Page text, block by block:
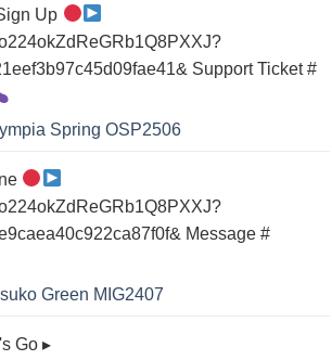
Up
Support Ticket #
Spring OSP2506
Message #
Green MIG2407
Go ▸